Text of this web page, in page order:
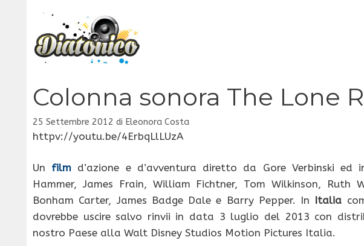
contenuto
Colonna sonora The Lone
25 Settembre 2012 di Eleonora Costa
httpv://youtu.be/4ErbqLlLUzA
Un film d’azione e d’avventura diretto da Gore Verbinski
Hammer, James Frain, William Fichtner, Tom Wilkinson,
Bonham Carter, James Badge Dale e Barry Pepper. In Italia
dovrebbe uscire salvo rinvii in data 3 luglio del 2013 con
nostro Paese alla Walt Disney Studios Motion Pictures Italia.